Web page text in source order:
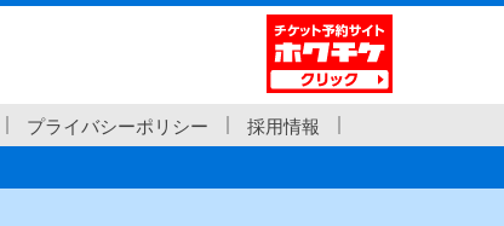
プライバシーポリシー
採用情報